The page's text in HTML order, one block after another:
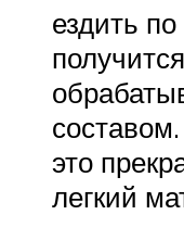
ездить
это
легкий